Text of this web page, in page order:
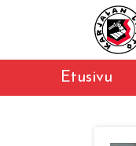
Etusivu